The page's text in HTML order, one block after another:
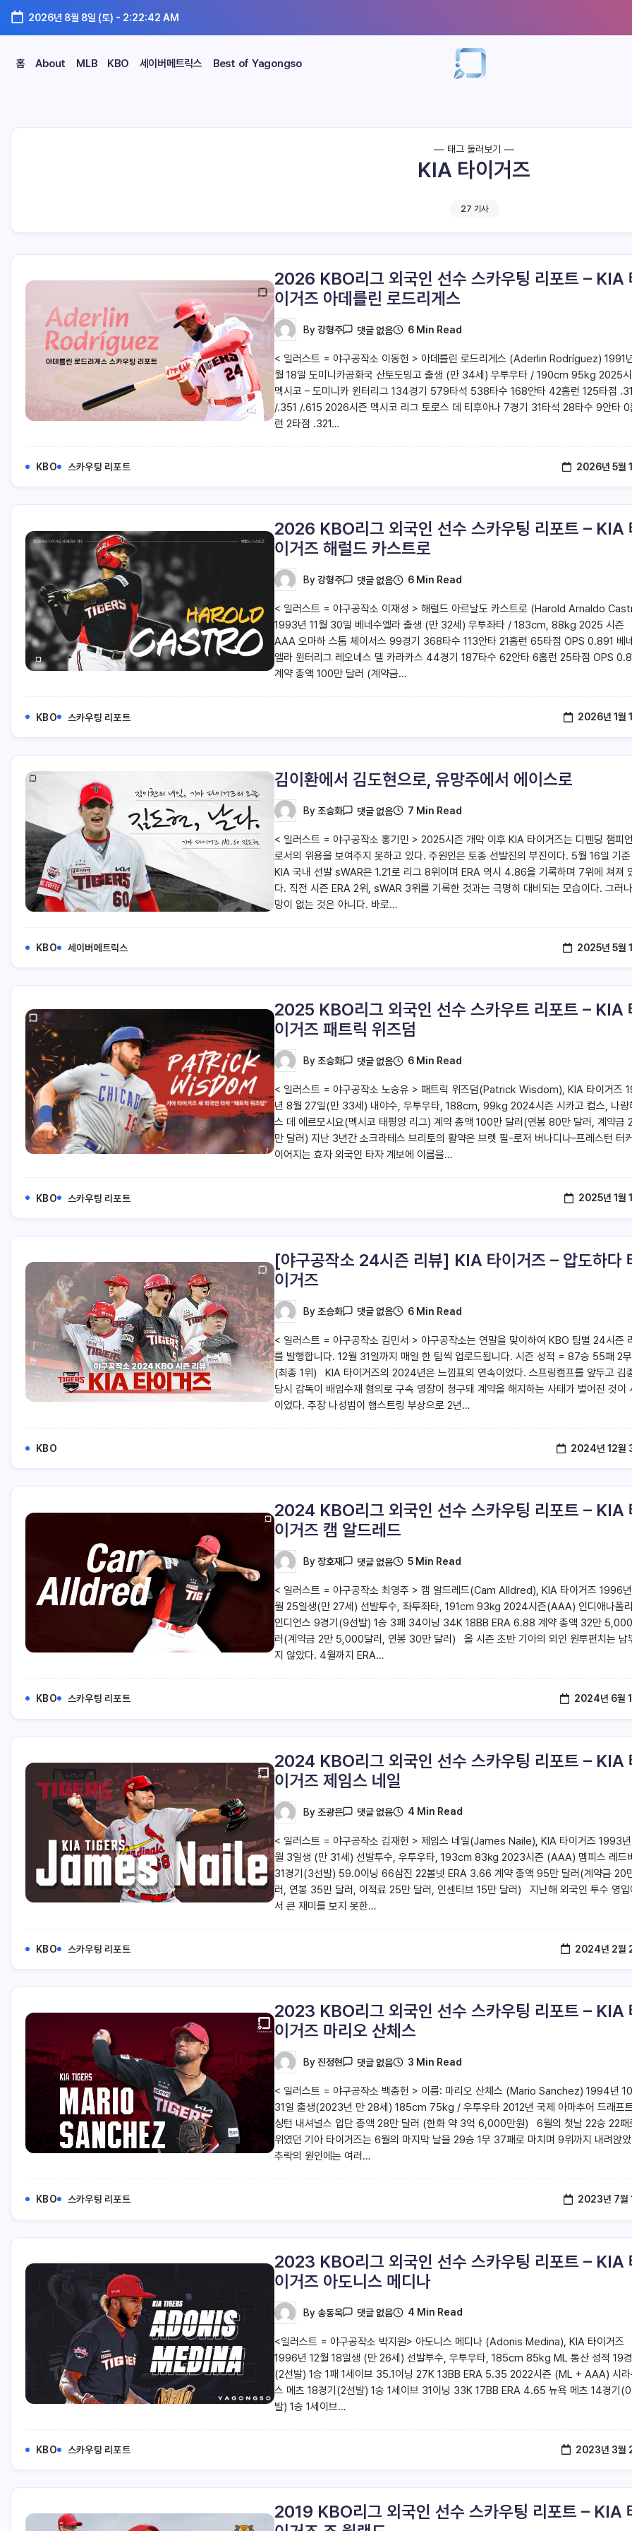
2026년 8월 8일 (토) - 2:22:43 AM
홈 About MLB KBO 세이버메트릭스 Best of Yagongso
태그 둘러보기
KIA 타이거즈
27 기사
2026 KBO리그 외국인 선수 스카우팅 리포트 – KIA
이거즈 아데를린 로드리게스
By 강형주 댓글 없음 6 Min Read
< 일러스트 = 야구공작소 이동헌 > 아데를린 로드리게스 (Aderlin Rodríguez) 1991
월 18일 도미니카공화국 산토도밍고 출생 (만 34세) 우투우타 / 190cm 95kg 2025
멕시코 – 도미니카 윈터리그 134경기 579타석 538타수 168안타 42홈런 125타점
/.351 /.615 2026시즌 멕시코 리그 토로스 데 티후아나 7경기 31타석 28타수 9안타 0
런 2타점 .321…
KBO 스카우팅 리포트 2026년 5월
2026 KBO리그 외국인 선수 스카우팅 리포트 – KIA
이거즈 해럴드 카스트로
By 강형주 댓글 없음 6 Min Read
< 일러스트 = 야구공작소 이재성 > 해럴드 아르날도 카스트로 (Harold Arnaldo
1993년 11월 30일 베네수엘라 출생 (만 32세) 우투좌타 / 183cm, 88kg 2025 시즌
AAA 오마하 스톰 체이서스 99경기 368타수 113안타 21홈런 65타점 OPS 0.891 베
엘라 윈터리그 레오네스 델 카라카스 44경기 187타수 62안타 6홈런 25타점 OPS
계약 총액 100만 달러 (계약금…
KBO 스카우팅 리포트 2026년 1월
김이환에서 김도현으로, 유망주에서 에이스로
By 조승화 댓글 없음 7 Min Read
< 일러스트 = 야구공작소 홍기민 > 2025시즌 개막 이후 KIA 타이거즈는 디펜딩 챔피
로서의 위용을 보여주지 못하고 있다. 주원인은 토종 선발진의 부진이다. 5월 16일 기준
KIA 국내 선발 sWAR은 1.21로 리그 8위이며 ERA 역시 4.86을 기록하며 7위에 쳐져
다. 직전 시즌 ERA 2위, sWAR 3위를 기록한 것과는 극명히 대비되는 모습이다. 그러
망이 없는 것은 아니다. 바로…
KBO 세이버메트릭스 2025년 5월
2025 KBO리그 외국인 선수 스카우트 리포트 – KIA
이거즈 패트릭 위즈덤
By 조승화 댓글 없음 6 Min Read
< 일러스트 = 야구공작소 노승유 > 패트릭 위즈덤(Patrick Wisdom), KIA 타이거즈
년 8월 27일(만 33세) 내야수, 우투우타, 188cm, 99kg 2024시즌 시카고 컵스, 나랑
스 데 에르모시요(멕시코 태평양 리그) 계약 총액 100만 달러(연봉 80만 달러, 계약금
만 달러) 지난 3년간 소크라테스 브리토의 활약은 브렛 필-로저 버나디나–프레스턴 터
이어지는 효자 외국인 타자 계보에 이름을…
KBO 스카우팅 리포트 2025년 1월
[야구공작소 24시즌 리뷰] KIA 타이거즈 – 압도하다
이거즈
By 조승화 댓글 없음 6 Min Read
< 일러스트 = 야구공작소 김민서 > 야구공작소는 연말을 맞이하여 KBO 팀별 24시즌
를 발행합니다. 12월 31일까지 매일 한 팀씩 업로드됩니다. 시즌 성적 = 87승 55패 2무
(최종 1위) KIA 타이거즈의 2024년은 느낌표의 연속이었다. 스프링캠프를 앞두고 김
당시 감독이 배임수재 혐의로 구속 영장이 청구돼 계약을 해지하는 사태가 벌어진 것이
이었다. 주장 나성범이 햄스트링 부상으로 2년…
KBO 2024년 12월
2024 KBO리그 외국인 선수 스카우팅 리포트 – KIA
이거즈 캠 알드레드
By 장호재 댓글 없음 5 Min Read
< 일러스트 = 야구공작소 최영주 > 캠 알드레드(Cam Alldred), KIA 타이거즈 1996
월 25일생(만 27세) 선발투수, 좌투좌타, 191㎝ 93㎏ 2024시즌(AAA) 인디애나폴
인디언스 9경기(9선발) 1승 3패 34이닝 34K 18BB ERA 6.88 계약 총액 32만
러(계약금 2만 5,000달러, 연봉 30만 달러) 올 시즌 초반 기아의 외인 원투펀치는 남
지 않았다. 4월까지 ERA…
KBO 스카우팅 리포트 2024년 6월
2024 KBO리그 외국인 선수 스카우팅 리포트 – KIA
이거즈 제임스 네일
By 조광은 댓글 없음 4 Min Read
< 일러스트 = 야구공작소 김재헌 > 제임스 네일(James Naile), KIA 타이거즈 1993
월 3일생 (만 31세) 선발투수, 우투우타, 193㎝ 83㎏ 2023시즌 (AAA) 멤피스 레드
31경기(3선발) 59.0이닝 66삼진 22볼넷 ERA 3.66 계약 총액 95만 달러(계약금 20
러, 연봉 35만 달러, 이적료 25만 달러, 인센티브 15만 달러) 지난해 외국인 투수 영입
서 큰 재미를 보지 못한…
KBO 스카우팅 리포트 2024년 2월
2023 KBO리그 외국인 선수 스카우팅 리포트 – KIA
이거즈 마리오 산체스
By 진정현 댓글 없음 3 Min Read
< 일러스트 = 야구공작소 백충헌 > 이름: 마리오 산체스 (Mario Sanchez) 1994년
31일 출생(2023년 만 28세) 185cm 75kg / 우투우타 2012년 국제 아마추어 드래프
싱턴 내셔널스 입단 총액 28만 달러 (한화 약 3억 6,000만원) 6월의 첫날 22승 22패
위였던 기아 타이거즈는 6월의 마지막 날을 29승 1무 37패로 마치며 9위까지 내려앉
추락의 원인에는 여러…
KBO 스카우팅 리포트 2023년 7월
2023 KBO리그 외국인 선수 스카우팅 리포트 – KIA
이거즈 아도니스 메디나
By 송동욱 댓글 없음 4 Min Read
<일러스트 = 야구공작소 박지원> 아도니스 메디나 (Adonis Medina), KIA 타이거즈
1996년 12월 18일생 (만 26세) 선발투수, 우투우타, 185cm 85kg ML 통산 성적 19경
(2선발) 1승 1패 1세이브 35.1이닝 27K 13BB ERA 5.35 2022시즌 (ML + AAA) 시라
스 메츠 18경기(2선발) 1승 1세이브 31이닝 33K 17BB ERA 4.65 뉴욕 메츠 14경기
발) 1승 1세이브…
KBO 스카우팅 리포트 2023년 3월
2019 KBO리그 외국인 선수 스카우팅 리포트 – KIA